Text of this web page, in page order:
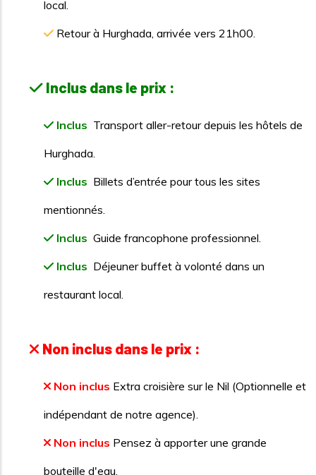
local.
Retour à Hurghada, arrivée vers 21h00.
Inclus dans le prix :
Inclus Transport aller-retour depuis les hôtels de
Hurghada.
Inclus Billets d’entrée pour tous les sites
mentionnés.
Inclus Guide francophone professionnel.
Inclus Déjeuner buffet à volonté dans un
restaurant local.
Non inclus dans le prix :
Non inclus Extra croisière sur le Nil (Optionnelle et
indépendant de notre agence).
Non inclus Pensez à apporter une grande
bouteille d'eau.